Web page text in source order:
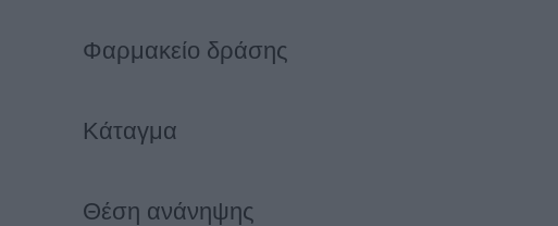
Φαρμακείο δράσης
Κάταγμα
Θέση ανάνηψης